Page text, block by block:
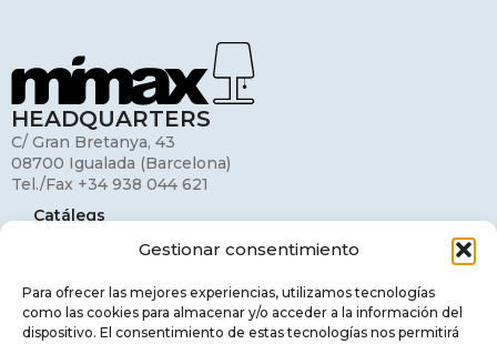
Gestionar consentimiento
Para ofrecer las mejores experiencias, utilizamos tecnologías
como las cookies para almacenar y/o acceder a la información del
dispositivo. El consentimiento de estas tecnologías nos permitirá
HEADQUARTERS
C/ Gran Bretanya, 43
08700 Igualada (Barcelona)
Tel./Fax +34 938 044 621
Catálegs
El meu compte
Contacte
Avis legal